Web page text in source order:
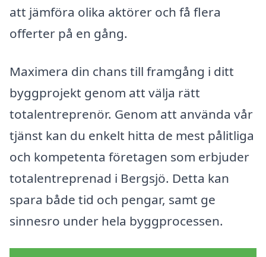
att jämföra olika aktörer och få flera
offerter på en gång.
Maximera din chans till framgång i ditt
byggprojekt genom att välja rätt
totalentreprenör. Genom att använda vår
tjänst kan du enkelt hitta de mest pålitliga
och kompetenta företagen som erbjuder
totalentreprenad i Bergsjö. Detta kan
spara både tid och pengar, samt ge
sinnesro under hela byggprocessen.